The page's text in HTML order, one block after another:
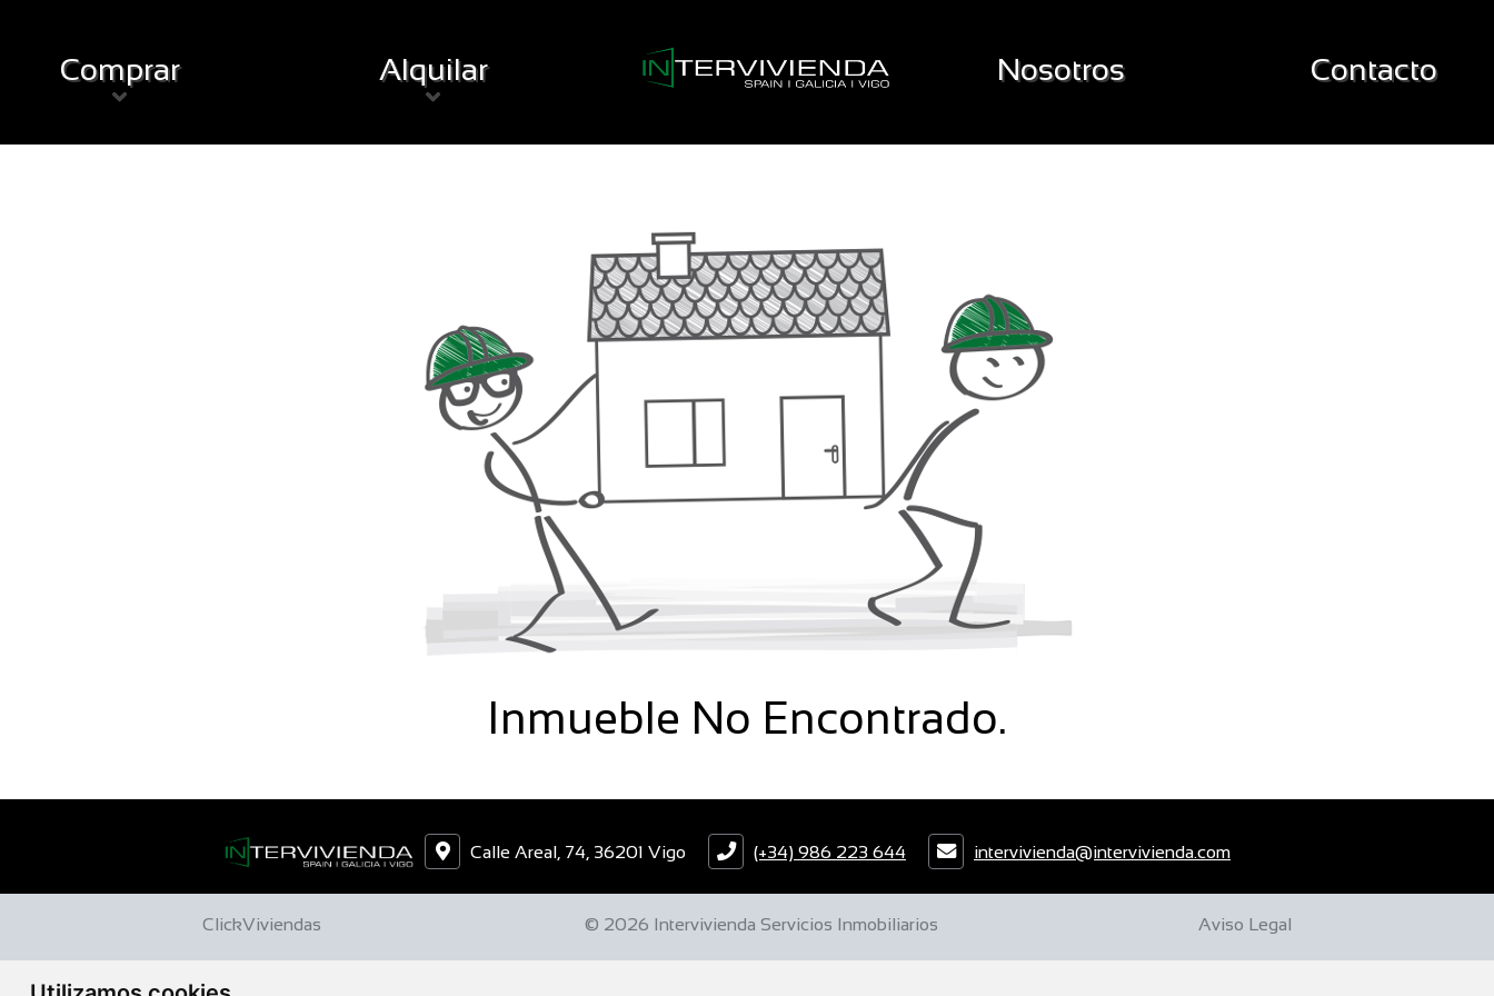
Comprar Alquilar Nosotros Contacto
Inmueble No Encontrado.
Calle Areal, 74, 36201 Vigo (+34) 986 223 644 intervivienda@intervivienda.com
ClickViviendas © 2026 Intervivienda Servicios Inmobiliarios Aviso Legal